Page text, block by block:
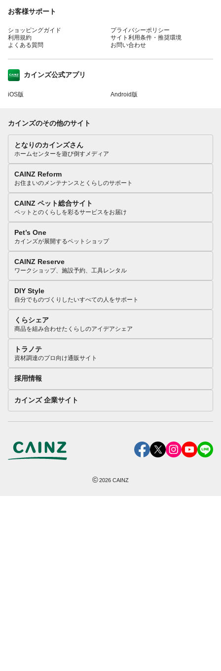
お客様サポート
ショッピングガイド
利用規約
よくある質問
プライバシーポリシー
サイト利用条件・推奨環境
お問い合わせ
カインズ公式アプリ
iOS版 Android版
カインズのその他のサイト
となりのカインズさん
ホームセンターを遊び倒すメディア
CAINZ Reform
お住まいのメンテナンスとくらしのサポート
CAINZ ペット総合サイト
ペットとのくらしを彩るサービスをお届け
Pet’s One
カインズが展開するペットショップ
CAINZ Reserve
ワークショップ、施設予約、工具レンタル
DIY Style
自分でものづくりしたいすべての人をサポート
くらシェア
商品を組み合わせたくらしのアイデアシェア
トラノテ
資材調達のプロ向け通販サイト
採用情報
カインズ 企業サイト
©2026 CAINZ